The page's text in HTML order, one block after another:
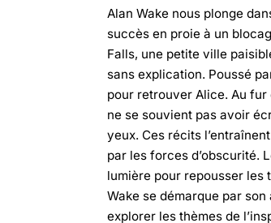
Alan Wake nous plonge
succès en proie à un
Falls, une petite ville
sans explication. Poussé
pour retrouver Alice. Au fur
ne se souvient pas avoir
yeux. Ces récits
par les forces d’obscurité.
lumière pour repousser les
Wake se démarque par
explorer les thèmes de